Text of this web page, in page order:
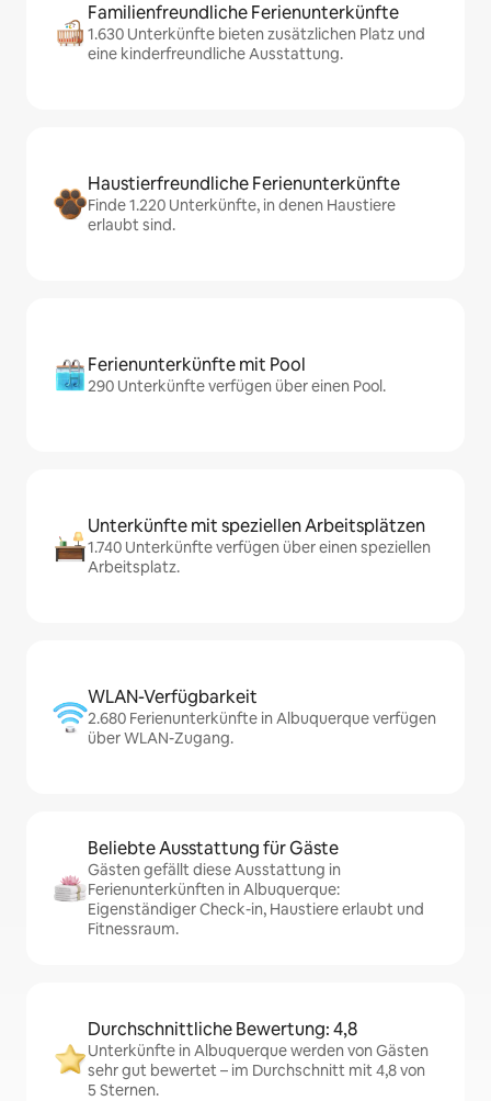
Familienfreundliche Ferienunterkünfte
1.630 Unterkünfte bieten zusätzlichen Platz und
eine kinderfreundliche Ausstattung.
Haustierfreundliche Ferienunterkünfte
Finde 1.220 Unterkünfte, in denen Haustiere
erlaubt sind.
Ferienunterkünfte mit Pool
290 Unterkünfte verfügen über einen Pool.
Unterkünfte mit speziellen Arbeitsplätzen
1.740 Unterkünfte verfügen über einen speziellen
Arbeitsplatz.
WLAN-Verfügbarkeit
2.680 Ferienunterkünfte in Albuquerque verfügen
über WLAN-Zugang.
Beliebte Ausstattung für Gäste
Gästen gefällt diese Ausstattung in
Ferienunterkünften in Albuquerque:
Eigenständiger Check-in, Haustiere erlaubt und
Fitnessraum.
Durchschnittliche Bewertung: 4,8
Unterkünfte in Albuquerque werden von Gästen
sehr gut bewertet – im Durchschnitt mit 4,8 von
5 Sternen.